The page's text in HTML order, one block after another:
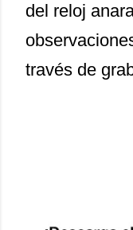
del reloj
través de